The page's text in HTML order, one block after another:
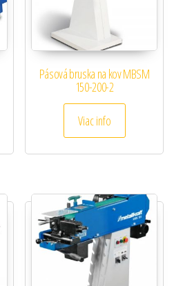
Pásová bruska na kov MBSM
150-200-2
Viac info